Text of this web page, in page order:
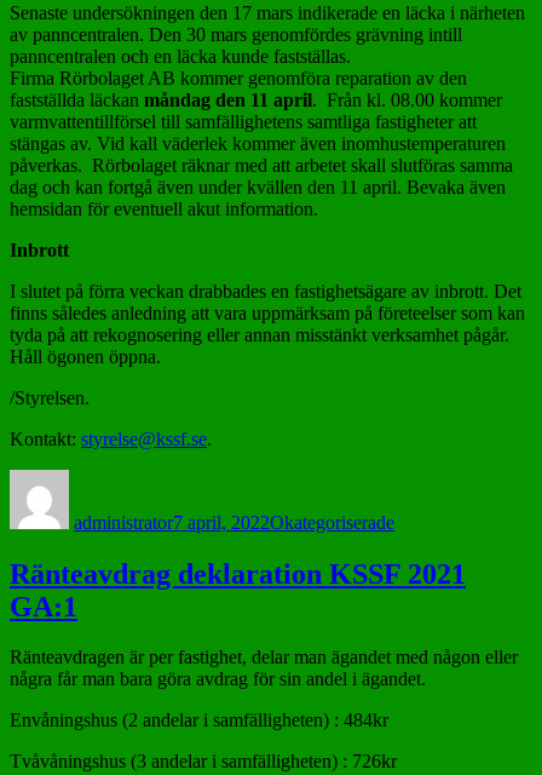
Senaste undersökningen den 17 mars indikerade en läcka i närheten
av panncentralen. Den 30 mars genomfördes grävning intill
panncentralen och en läcka kunde fastställas.
Firma Rörbolaget AB kommer genomföra reparation av den
fastställda läckan måndag den 11 april. Från kl. 08.00 kommer
varmvattentillförsel till samfällighetens samtliga fastigheter att
stängas av. Vid kall väderlek kommer även inomhustemperaturen
påverkas. Rörbolaget räknar med att arbetet skall slutföras samma
dag och kan fortgå även under kvällen den 11 april. Bevaka även
hemsidan för eventuell akut information.
Inbrott
I slutet på förra veckan drabbades en fastighetsägare av inbrott. Det
finns således anledning att vara uppmärksam på företeelser som kan
tyda på att rekognosering eller annan misstänkt verksamhet pågår.
Håll ögonen öppna.
/Styrelsen.
Kontakt: styrelse@kssf.se.
administrator7 april, 2022Okategoriserade
Ränteavdrag deklaration KSSF 2021
GA:1
Ränteavdragen är per fastighet, delar man ägandet med någon eller
några får man bara göra avdrag för sin andel i ägandet.
Envåningshus (2 andelar i samfälligheten) : 484kr
Tvåvåningshus (3 andelar i samfälligheten) : 726kr